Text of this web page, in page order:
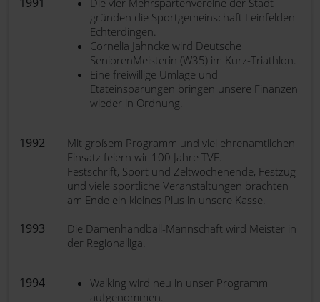
Die vier Mehrspartenvereine der Stadt
gründen die Sportgemeinschaft Leinfelden-
Echterdingen.
Cornelia Jahncke wird Deutsche
SeniorenMeisterin (W35) im Kurz-Triathlon.
Eine freiwillige Umlage und
Etateinsparungen bringen unsere Finanzen
wieder in Ordnung.
1992
Mit großem Programm und viel ehrenamtlichen
Einsatz feiern wir 100 Jahre TVE.
Festschrift, Sport und Zeltwochenende, Festzug
und viele sportliche Veranstaltungen brachten
am Ende ein kleines Plus in unsere Kasse.
1993
Die Damenhandball-Mannschaft wird Meister in
der Regionalliga.
1994
Walking wird neu in unser Programm
aufgenommen.